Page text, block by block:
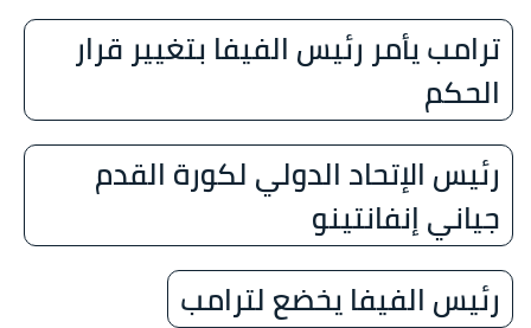
ترامب يأمر رئيس الفيفا بتغيير قرار
الحكم
رئيس الإتحاد الدولي لكورة القدم
جياني إنفانتينو
رئيس الفيفا يخضع لترامب